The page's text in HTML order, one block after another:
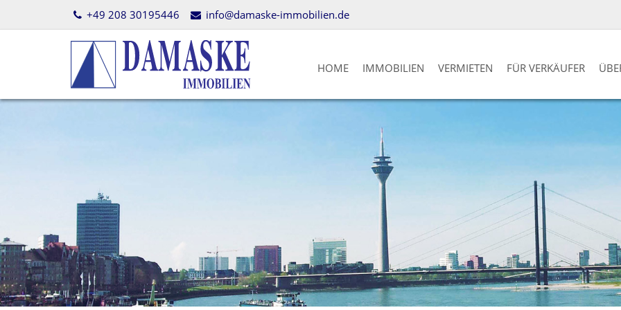
+49 208 30195446 info@damaske-immobilien.de
HOME IMMOBILIEN VERMIETEN FÜR VERKÄUFER